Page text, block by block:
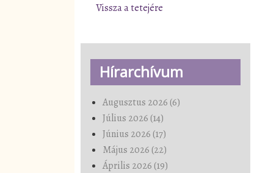
Vissza a tetejére
Hírarchívum
Augusztus 2026 (6)
Július 2026 (14)
Június 2026 (17)
Május 2026 (22)
Április 2026 (19)